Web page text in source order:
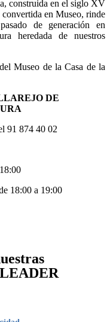
construida en el siglo XV
en Museo, rinde
de generación en
heredada de nuestros
Museo de la Casa de la
DE
91 874 40 02
18:00 a 19:00